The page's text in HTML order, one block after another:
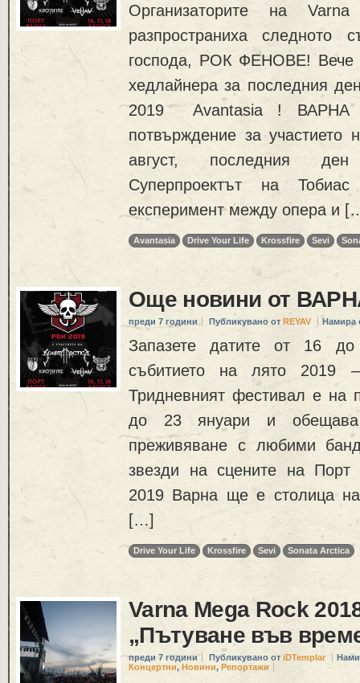
Организаторите на
разпространиха
господа, РОК ФЕНОВЕ!
хедлайнера за последния
2019 Avantasia ! ВАРНА
потвърждение за участието
август, последния
Суперпроектът на
експеримент между опера и
Avantasia Drive Your Life Krossfire Sevi
Още новини от
преди 7 години Публикувано от REYAV Намира
Запазете датите от 16
събитието на лято 2019
Тридневният фестивал е на
до 23 януари и обещава
преживяване с любими
звезди на сцените на Порт
2019 Варна ще е столица
[…]
Drive Your Life Krossfire Sevi Sonata Arctica
Varna Mega Rock
„Пътуване във
преди 7 години Публикувано от iDTemplar
Концертни, Новини, Репортажи